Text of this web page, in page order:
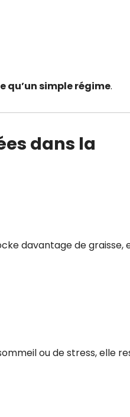
qu’un simple régime.
dans la
davantage de graisse,
ou de stress, elle